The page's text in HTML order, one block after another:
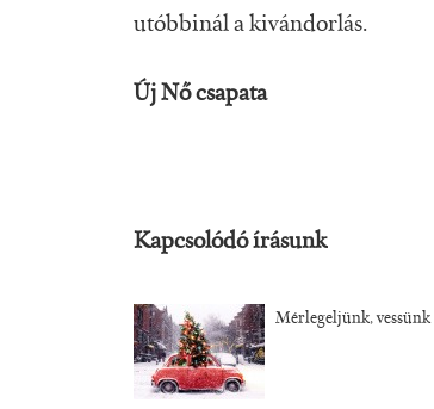
utóbbinál a kivándorlás.
Új Nő csapata
Kapcsolódó írásunk
Mérlegeljünk, vessünk